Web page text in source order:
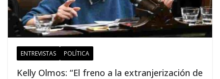
ENTREVISTAS POLÍTICA
Kelly Olmos: “El freno a la extranjerización de